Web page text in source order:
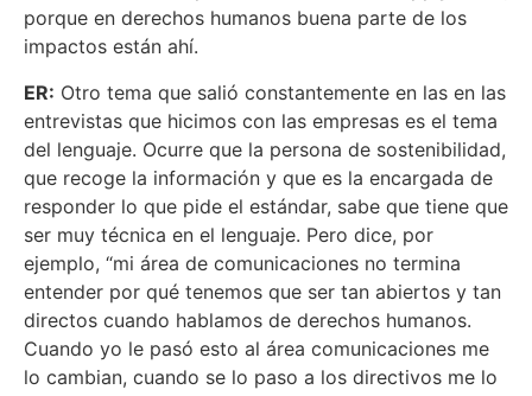
porque en derechos humanos buena parte de los
impactos están ahí.
ER: Otro tema que salió constantemente en las en las
entrevistas que hicimos con las empresas es el tema
del lenguaje. Ocurre que la persona de sostenibilidad,
que recoge la información y que es la encargada de
responder lo que pide el estándar, sabe que tiene que
ser muy técnica en el lenguaje. Pero dice, por
ejemplo, “mi área de comunicaciones no termina
entender por qué tenemos que ser tan abiertos y tan
directos cuando hablamos de derechos humanos.
Cuando yo le pasó esto al área comunicaciones me
lo cambian, cuando se lo paso a los directivos me lo